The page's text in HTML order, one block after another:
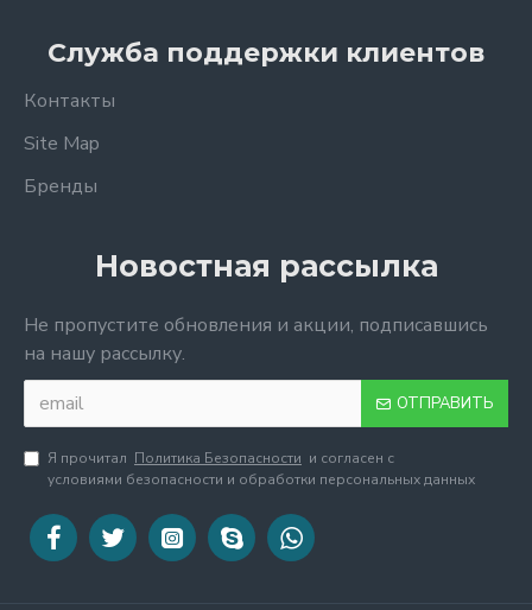
Служба поддержки клиентов
Контакты
Site Map
Бренды
Новостная рассылка
Не пропустите обновления и акции, подписавшись
на нашу рассылку.
ОТПРАВИТЬ
Я прочитал Политика Безопасности и согласен с
условиями безопасности и обработки персональных данных